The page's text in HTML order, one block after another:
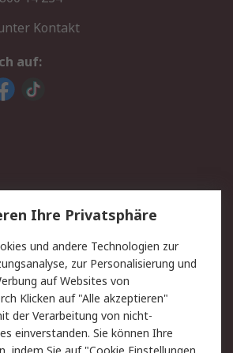
Kontakt
auf:
Lieferlösungen
Kontakt
Privatkunden
Datenschutz
Ihre Privatsphäre
und andere Technologien zur
zur Personalisierung und
auf Websites von
Klicken auf "Alle akzeptieren"
der Verarbeitung von nicht-
einverstanden. Sie können Ihre